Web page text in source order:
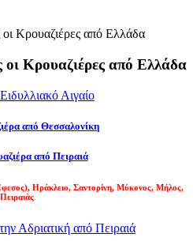
Κρουαζιέρες από Ελλάδα
οι Κρουαζιέρες από Ελλάδα
από Θεσσαλονίκη
από Πειραιά
), Ηράκλειο, Σαντορίνη, Μύκονος, Μήλος,
Πειραιάς